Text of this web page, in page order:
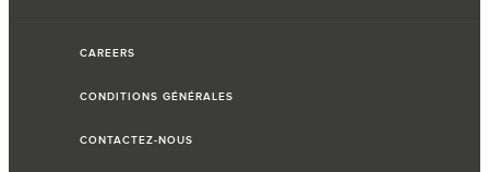
CAREERS
CONDITIONS GÉNÉRALES
CONTACTEZ-NOUS